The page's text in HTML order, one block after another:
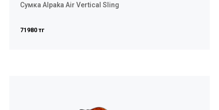
Сумка Alpaka Air Vertical Sling
71980 тг